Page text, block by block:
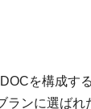
を構成す
ンに選ばれ